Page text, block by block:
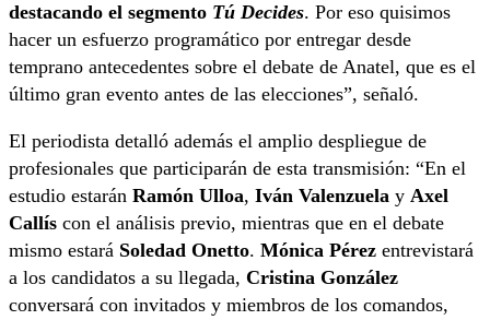
destacando el segmento Tú Decides. Por eso quisimos
hacer un esfuerzo programático por entregar desde
temprano antecedentes sobre el debate de Anatel, que es el
último gran evento antes de las elecciones”, señaló.
El periodista detalló además el amplio despliegue de
profesionales que participarán de esta transmisión: “En el
estudio estarán Ramón Ulloa, Iván Valenzuela y Axel
Callís con el análisis previo, mientras que en el debate
mismo estará Soledad Onetto. Mónica Pérez entrevistará
a los candidatos a su llegada, Cristina González
conversará con invitados y miembros de los comandos,